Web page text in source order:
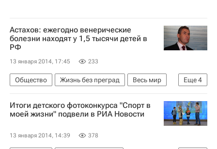
Астахов: ежегодно венерические
болезни находят у 1,5 тысячи детей в
РФ
13 января 2014, 17:45 233
Еще4
Общество Жизнь без преград
Весь мир
Европа
Павел Астахов
Детские вопросы
Россия
Итоги детского фотоконкурса "Спорт в
моей жизни" подвели в РИА Новости
13 января 2014, 14:39 378